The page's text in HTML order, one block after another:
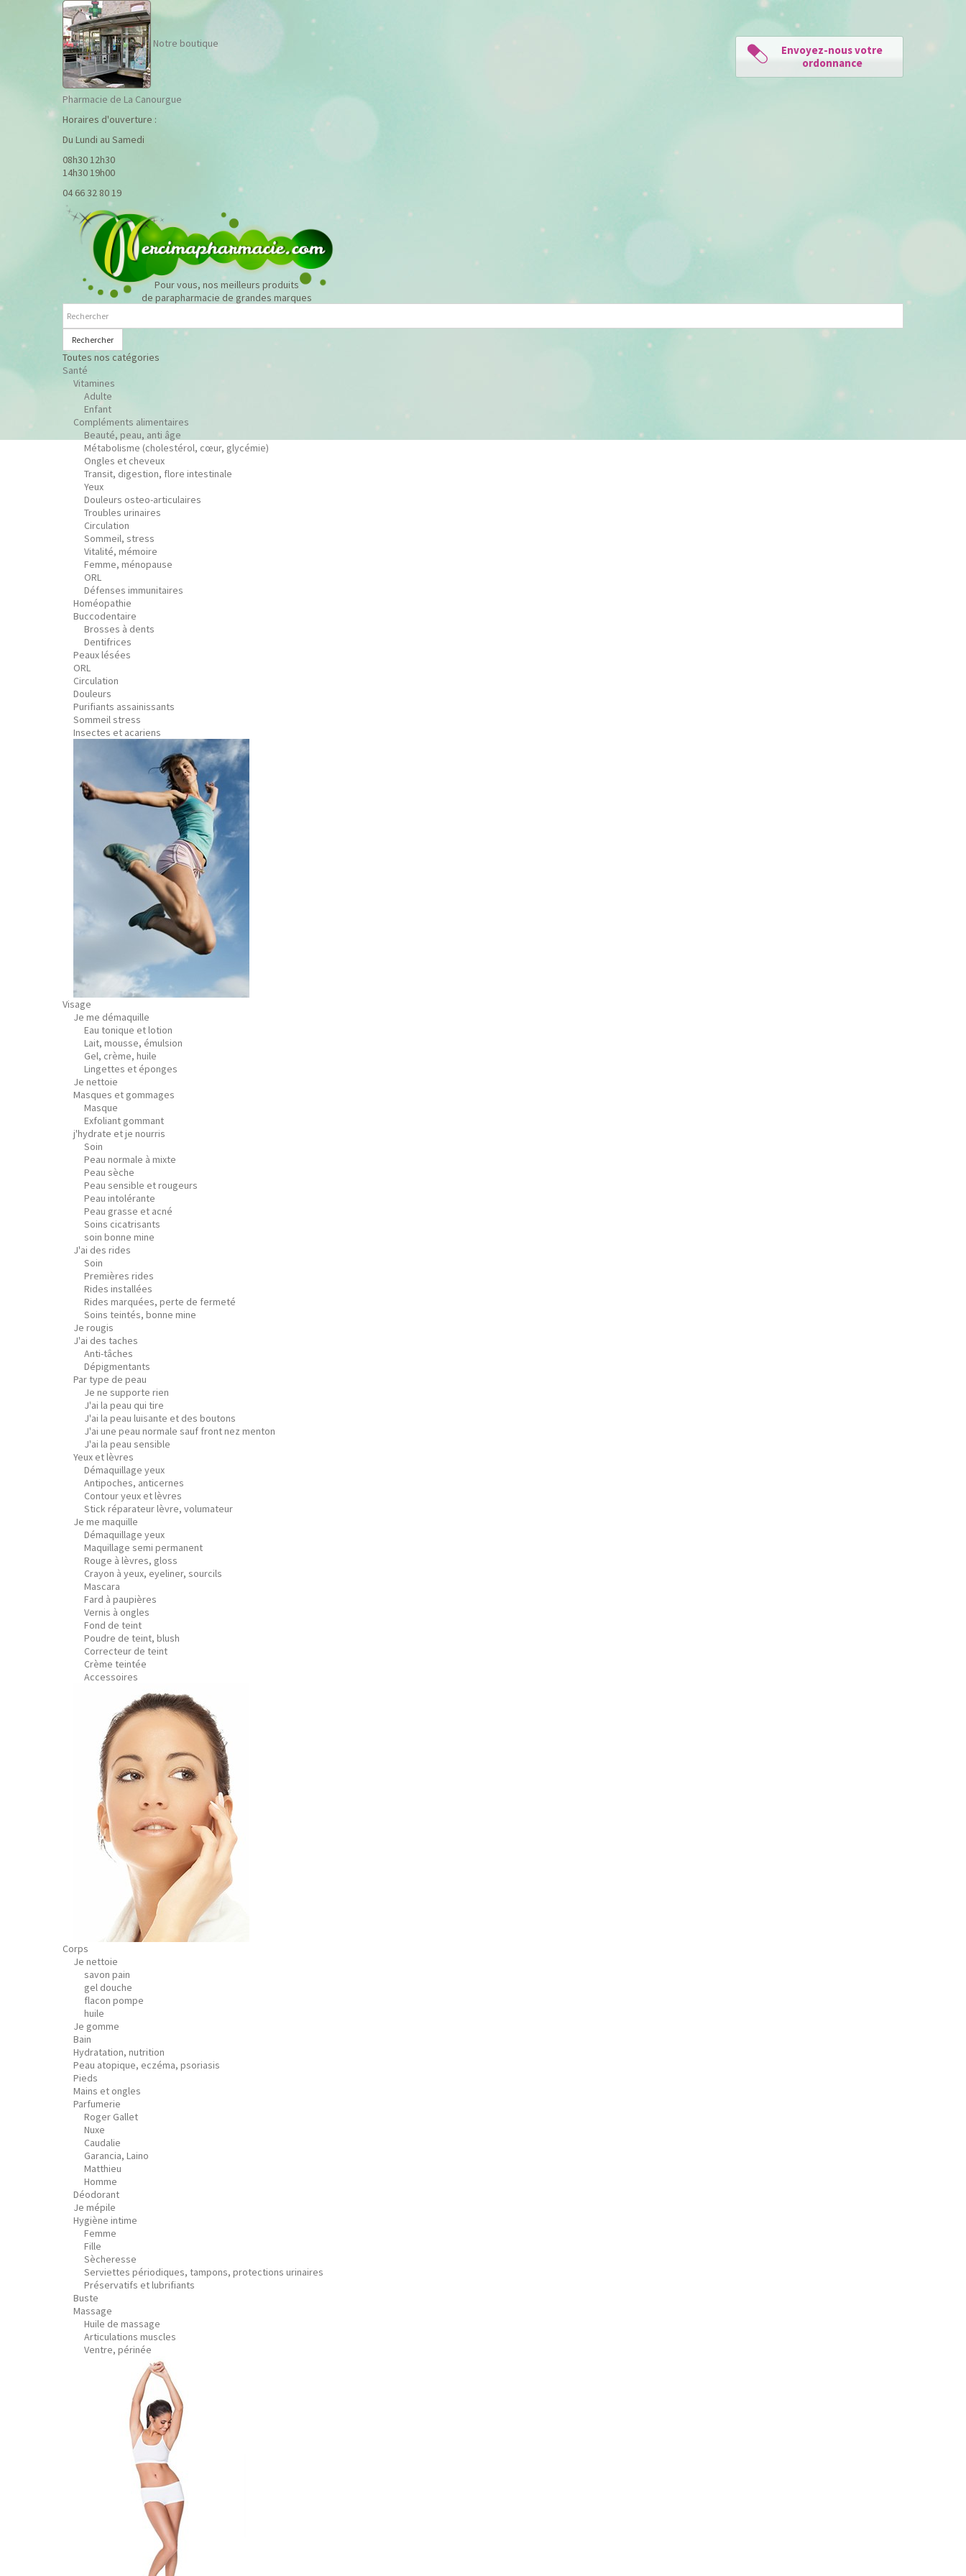
Notre boutique
Pharmacie de La Canourgue
Horaires d'ouverture :
Du Lundi au Samedi
08h30 12h30
14h30 19h00
04 66 32 80 19
Pour vous, nos meilleurs produits
de parapharmacie de grandes marques
Rechercher
Toutes nos catégories
Santé
Vitamines
Adulte
Enfant
Compléments alimentaires
Beauté, peau, anti âge
Métabolisme (cholestérol, cœur, glycémie)
Ongles et cheveux
Transit, digestion, flore intestinale
Yeux
Douleurs osteo-articulaires
Troubles urinaires
Circulation
Sommeil, stress
Vitalité, mémoire
Femme, ménopause
ORL
Défenses immunitaires
Homéopathie
Buccodentaire
Brosses à dents
Dentifrices
Peaux lésées
ORL
Circulation
Douleurs
Purifiants assainissants
Sommeil stress
Insectes et acariens
Visage
Je me démaquille
Eau tonique et lotion
Lait, mousse, émulsion
Gel, crème, huile
Lingettes et éponges
Je nettoie
Masques et gommages
Masque
Exfoliant gommant
j'hydrate et je nourris
Soin
Peau normale à mixte
Peau sèche
Peau sensible et rougeurs
Peau intolérante
Peau grasse et acné
Soins cicatrisants
soin bonne mine
J'ai des rides
Soin
Premières rides
Rides installées
Rides marquées, perte de fermeté
Soins teintés, bonne mine
Je rougis
J'ai des taches
Anti-tâches
Dépigmentants
Par type de peau
Je ne supporte rien
J'ai la peau qui tire
J'ai la peau luisante et des boutons
J'ai une peau normale sauf front nez menton
J'ai la peau sensible
Yeux et lèvres
Démaquillage yeux
Antipoches, anticernes
Contour yeux et lèvres
Stick réparateur lèvre, volumateur
Je me maquille
Démaquillage yeux
Maquillage semi permanent
Rouge à lèvres, gloss
Crayon à yeux, eyeliner, sourcils
Mascara
Fard à paupières
Vernis à ongles
Fond de teint
Poudre de teint, blush
Correcteur de teint
Crème teintée
Accessoires
Corps
Je nettoie
savon pain
gel douche
flacon pompe
huile
Je gomme
Bain
Hydratation, nutrition
Peau atopique, eczéma, psoriasis
Pieds
Mains et ongles
Parfumerie
Roger Gallet
Nuxe
Caudalie
Garancia, Laino
Matthieu
Homme
Déodorant
Je mépile
Hygiène intime
Femme
Fille
Sècheresse
Serviettes périodiques, tampons, protections urinaires
Préservatifs et lubrifiants
Buste
Massage
Huile de massage
Articulations muscles
Ventre, périnée
Envoyez-nous votre
ordonnance